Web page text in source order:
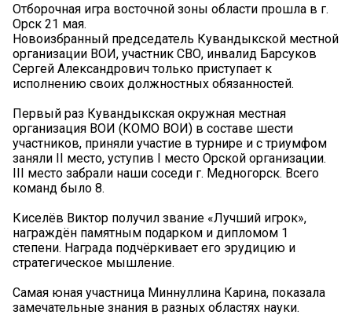
Отборочная игра восточной зоны области прошла в г.
Орск 21 мая.
Новоизбранный председатель Кувандыкской местной
организации ВОИ, участник СВО, инвалид Барсуков
Сергей Александрович только приступает к
исполнению своих должностных обязанностей.
Первый раз Кувандыкская окружная местная
организация ВОИ (КОМО ВОИ) в составе шести
участников, приняли участие в турнире и с триумфом
заняли II место, уступив I место Орской организации.
III место забрали наши соседи г. Медногорск. Всего
команд было 8.
Киселёв Виктор получил звание «Лучший игрок»,
награждён памятным подарком и дипломом 1
степени. Награда подчёркивает его эрудицию и
стратегическое мышление.
Самая юная участница Миннуллина Карина, показала
замечательные знания в разных областях науки.